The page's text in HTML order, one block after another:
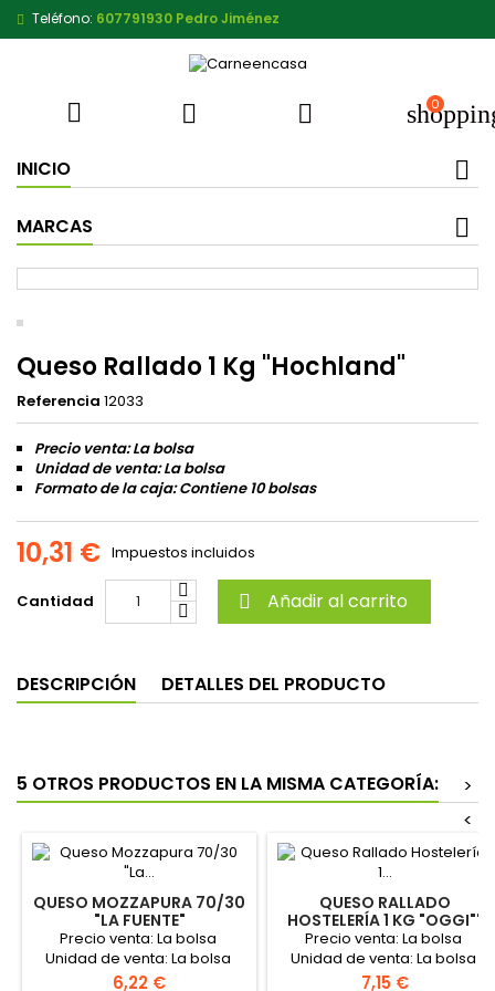
Teléfono: 607791930 Pedro Jiménez
   0
INICIO
MARCAS
Queso Rallado 1 Kg "Hochland"
Referencia 12033
Precio venta: La bolsa
Unidad de venta: La bolsa
Formato de la caja: Contiene 10 bolsas
10,31 € Impuestos incluidos
Cantidad  Añadir al carrito
DESCRIPCIÓN DETALLES DEL PRODUCTO
5 OTROS PRODUCTOS EN LA MISMA CATEGORÍA:
>
<
QUESO MOZZAPURA 70/30
"LA FUENTE"
Precio venta: La bolsa
Unidad de venta: La bolsa
Formato de la caja: Contiene
Precio
6,22 €
QUESO RALLADO
HOSTELERÍA 1 KG "OGGI""
Precio venta: La bolsa
Unidad de venta: La bolsa
Precio
7,15 €